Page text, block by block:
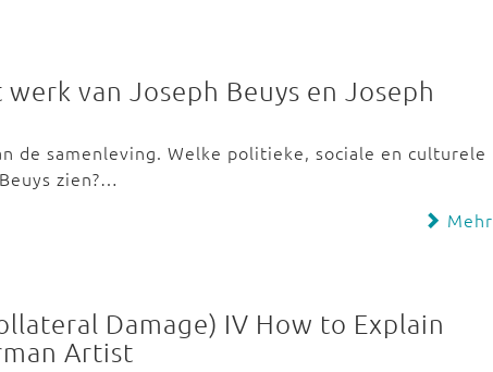
van Joseph Beuys en Joseph
de samenleving. Welke politieke, sociale en culturele
zien?…
Mehr
Damage) IV How to Explain
Artist